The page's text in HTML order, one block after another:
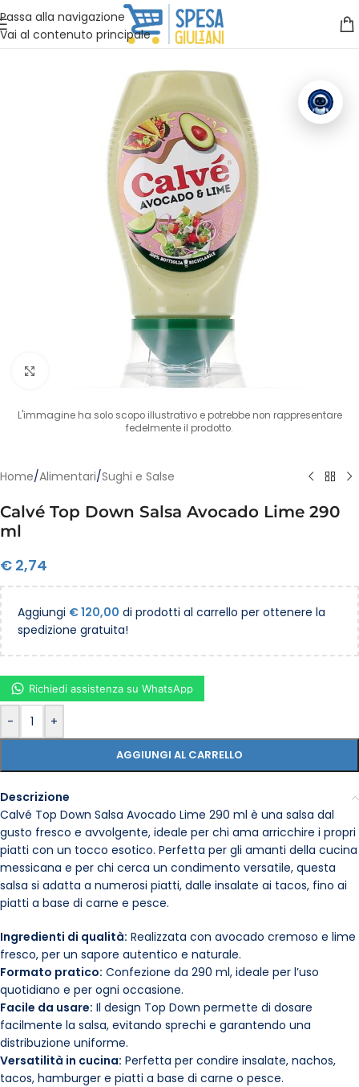
Passa alla navigazione
Vai al contenuto principale
Vuoi assistenza?Clicca qui e ti richiamiamo noi
Clicca per ingrandire
L'immagine ha solo scopo illustrativo e potrebbe non rappresentare
fedelmente il prodotto.
Home/Alimentari/Sughi e Salse
Calvé Top Down Salsa Avocado Lime 290
ml
€ 2,74
Aggiungi €120,00 di prodotti al carrello per ottenere la
spedizione gratuita!
- +
AGGIUNGI AL CARRELLO
Richiedi assistenza su WhatsApp
Descrizione
Calvé Top Down Salsa Avocado Lime 290 ml è una salsa dal
gusto fresco e avvolgente, ideale per chi ama arricchire i propri
piatti con un tocco esotico. Perfetta per gli amanti della cucina
messicana e per chi cerca un condimento versatile, questa
salsa si adatta a numerosi piatti, dalle insalate ai tacos, fino ai
piatti a base di carne e pesce.
Ingredienti di qualità: Realizzata con avocado cremoso e lime
fresco, per un sapore autentico e naturale.
Formato pratico: Confezione da 290 ml, ideale per l’uso
quotidiano e per ogni occasione.
Facile da usare: Il design Top Down permette di dosare
facilmente la salsa, evitando sprechi e garantendo una
distribuzione uniforme.
Versatilità in cucina: Perfetta per condire insalate, nachos,
tacos, hamburger e piatti a base di carne o pesce.